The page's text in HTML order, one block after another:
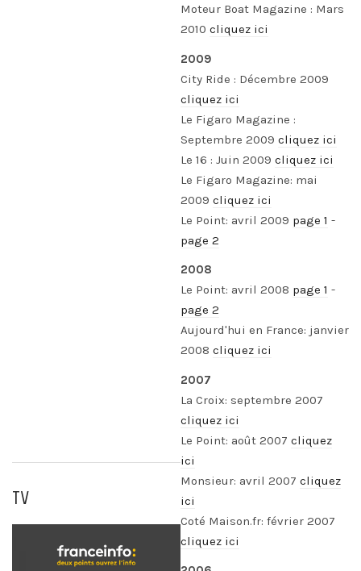
Moteur Boat Magazine : Mars
2010 cliquez ici
2009
City Ride : Décembre 2009
cliquez ici
Le Figaro Magazine :
Septembre 2009 cliquez ici
Le 16 : Juin 2009 cliquez ici
Le Figaro Magazine: mai
2009 cliquez ici
Le Point: avril 2009 page 1 -
page 2
2008
Le Point: avril 2008 page 1 -
page 2
Aujourd'hui en France: janvier
2008 cliquez ici
2007
La Croix: septembre 2007
cliquez ici
Le Point: août 2007 cliquez
ici
Monsieur: avril 2007 cliquez
ici
Coté Maison.fr: février 2007
cliquez ici
TV